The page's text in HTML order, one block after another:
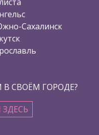
Сахалинск
СВОЁМ ГОРОДЕ?